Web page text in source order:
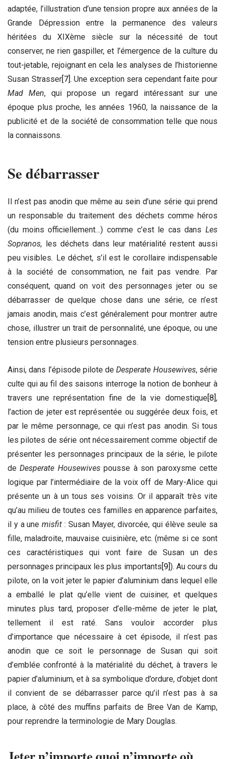
adaptée, l’illustration d’une tension propre aux années de la
Grande Dépression entre la permanence des valeurs
héritées du XIXème siècle sur la nécessité de tout
conserver, ne rien gaspiller, et l’émergence de la culture du
tout-jetable, rejoignant en cela les analyses de l’historienne
Susan Strasser[7]. Une exception sera cependant faite pour
Mad Men, qui propose un regard intéressant sur une
époque plus proche, les années 1960, la naissance de la
publicité et de la société de consommation telle que nous
la connaissons.
Se débarrasser
Il n’est pas anodin que même au sein d’une série qui prend
un responsable du traitement des déchets comme héros
(du moins officiellement…) comme c’est le cas dans Les
Sopranos, les déchets dans leur matérialité restent aussi
peu visibles. Le déchet, s’il est le corollaire indispensable
à la société de consommation, ne fait pas vendre. Par
conséquent, quand on voit des personnages jeter ou se
débarrasser de quelque chose dans une série, ce n’est
jamais anodin, mais c’est généralement pour montrer autre
chose, illustrer un trait de personnalité, une époque, ou une
tension entre plusieurs personnages.
Ainsi, dans l’épisode pilote deDesperate Housewives, série
culte qui au fil des saisons interroge la notion de bonheur à
travers une représentation fine de la vie domestique [8] ,
l’action de jeter est représentée ou suggérée deux fois, et
par le même personnage, ce qui n’est pas anodin. Si tous
les pilotes de série ont nécessairement comme objectif de
présenter les personnages principaux de la série, le pilote
deDesperate Housewivespousse à son paroxysme cette
logique par l’intermédiaire de la voix off de Mary-Alice qui
présente un à un tous ses voisins. Or il apparaît très vite
qu’au milieu de toutes ces familles en apparence parfaites,
il y a une misfit : Susan Mayer, divorcée, qui élève seule sa
fille, maladroite, mauvaise cuisinière, etc. (même si ce sont
ces caractéristiques qui vont faire de Susan un des
personnages principaux les plus importants [9] ). Au cours du
pilote, on la voit jeter le papier d’aluminium dans lequel elle
a emballé le plat qu’elle vient de cuisiner, et quelques
minutes plus tard, proposer d’elle-même de jeter le plat,
tellement il est raté. Sans vouloir accorder plus
d’importance que nécessaire à cet épisode, il n’est pas
anodin que ce soit le personnage de Susan qui soit
d’emblée confronté à la matérialité du déchet, à travers le
papier d’aluminium, et à sa symbolique d’ordure, d’objet dont
il convient de se débarrasser parce qu’il n’est pas à sa
place, à côté des muffins parfaits de Bree Van de Kamp,
pour reprendre la terminologie de Mary Douglas.